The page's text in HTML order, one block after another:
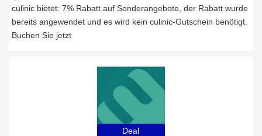
culinic bietet: 7% Rabatt auf Sonderangebote, der Rabatt wurde
bereits angewendet und es wird kein culinic-Gutschein benötigt.
Buchen Sie jetzt
Deal